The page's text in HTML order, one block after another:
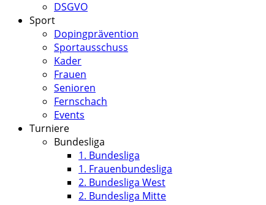
DSGVO
Sport
Dopingprävention
Sportausschuss
Kader
Frauen
Senioren
Fernschach
Events
Turniere
Bundesliga
1. Bundesliga
1. Frauenbundesliga
2. Bundesliga West
2. Bundesliga Mitte